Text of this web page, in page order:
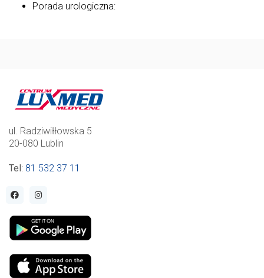
Porada urologiczna:
ul. Radziwiłłowska 5
20-080 Lublin
Tel: 81 532 37 11